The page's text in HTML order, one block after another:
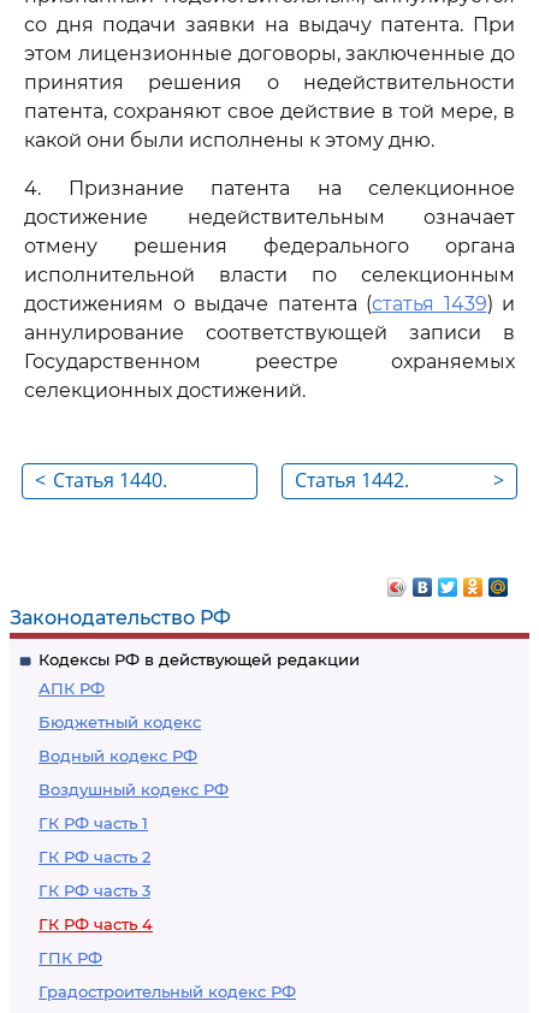
Законодательство РФ
Кодексы РФ в действующей редакции
АПК РФ
Бюджетный кодекс
Водный кодекс РФ
Воздушный кодекс РФ
ГК РФ часть 1
ГК РФ часть 2
ГК РФ часть 3
ГК РФ часть 4
ГПК РФ
Градостроительный кодекс РФ
со дня подачи заявки на выдачу патента. При
этом лицензионные договоры, заключенные до
принятия решения о недействительности
патента, сохраняют свое действие в той мере, в
какой они были исполнены к этому дню.
4. Признание патента на селекционное
достижение недействительным означает
отмену решения федерального органа
исполнительной власти по селекционным
достижениям о выдаче патента (статья 1439) и
аннулирование соответствующей записи в
Государственном реестре охраняемых
селекционных достижений.
< Статья 1440.
>
Статья 1442.
действия патента на
селекционное
достижение